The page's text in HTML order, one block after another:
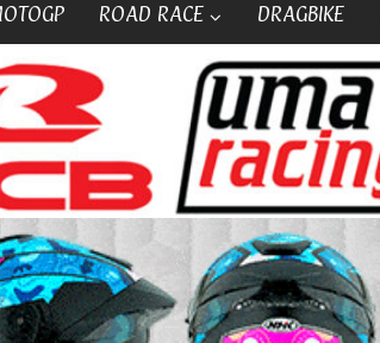
ROAD RACE DRAGBIKE